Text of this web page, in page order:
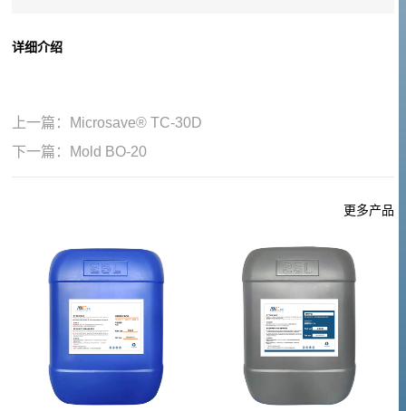
详细介绍
上一篇： Microsave® TC-30D
下一篇： Mold BO-20
更多产品